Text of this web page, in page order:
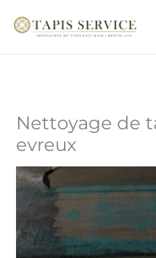
Nettoyage de
evreux